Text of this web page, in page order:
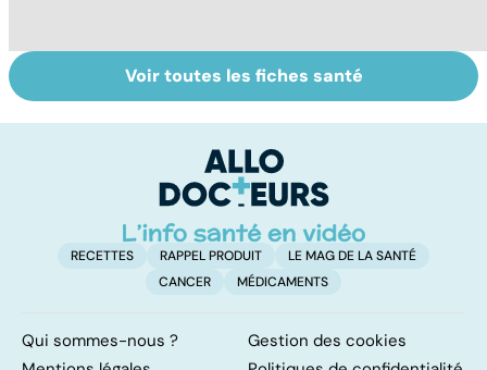
Tout savoir sur
les infections
Inflammation des
amygdales : que
d'angine ?
Voir toutes les fiches santé
RECETTES RAPPEL PRODUIT
LE MAG DE LA SANTÉ
CANCER
MÉDICAMENTS
Qui sommes-nous ?
Gestion des cookies